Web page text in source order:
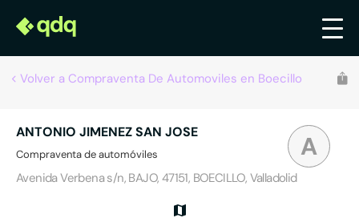
Volver a Compraventa De Automoviles en Boecillo
A
ANTONIO JIMENEZ SAN JOSE
Compraventa de automóviles
Avenida Verbena s/n, BAJO, 47151, BOECILLO, Valladolid